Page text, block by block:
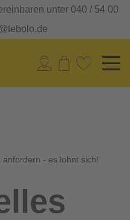
unter 040 / 54 00
anfordern - es lohnt sich!